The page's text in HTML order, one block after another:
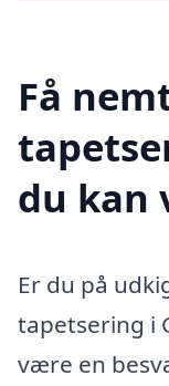
Få
du kan
Er du på
tapetsering i
være en